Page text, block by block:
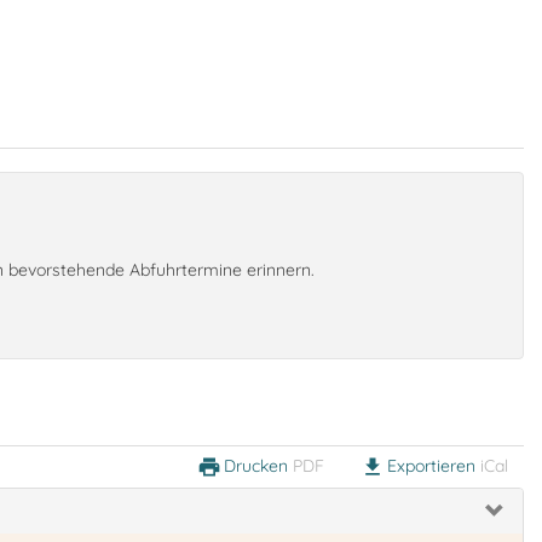
Abfuhrtermine erinnern.
print Drucken PDF download Exportieren iCal